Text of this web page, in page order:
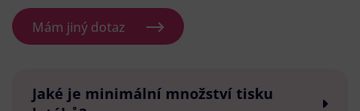
Mám jiný dotaz
Jaké je minimální množství tisku